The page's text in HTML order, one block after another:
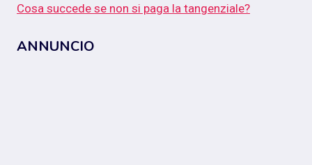
Cosa succede se non si paga la tangenziale?
ANNUNCIO